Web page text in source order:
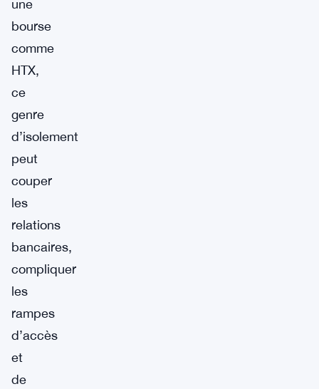
une
bourse
comme
HTX,
ce
genre
d’isolement
peut
couper
les
relations
bancaires,
compliquer
les
rampes
d’accès
et
de